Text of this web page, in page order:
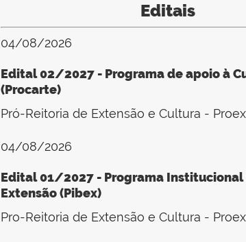
Editais
04/08/2026
Edital 02/2027 - Programa de apoio à
(Procarte)
Pró-Reitoria de Extensão e Cultura -
04/08/2026
Edital 01/2027 - Programa Institucional
Extensão (Pibex)
Pro-Reitoria de Extensão e Cultura -